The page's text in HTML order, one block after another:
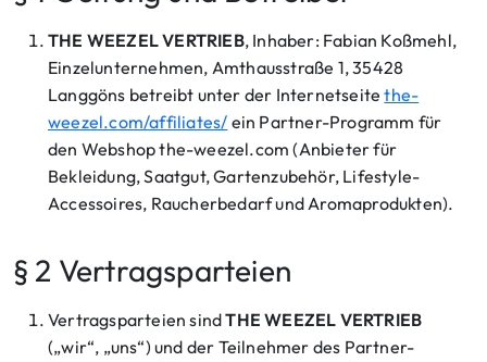
THE WEEZEL VERTRIEB, Inhaber: Fabian Koßmehl,
Einzelunternehmen, Amthausstraße 1, 35428
Langgöns betreibt unter der Internetseitethe-
weezel.com/affiliates/ ein Partner-Programm für
den Webshop the-weezel.com (Anbieter für
Bekleidung, Saatgut, Gartenzubehör, Lifestyle-
Accessoires, Raucherbedarf und Aromaprodukten).
§ 2 Vertragsparteien
Vertragsparteien sindTHE WEEZEL VERTRIEB
(„wir“, „uns“) und der Teilnehmer des Partner-